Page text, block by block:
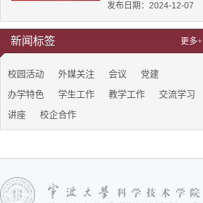
发布日期：2024-12-07
新闻标签 更多+
校园活动 外媒关注 会议
党建
办学特色
学生工作 教学工作
交流学习
讲座
校企合作